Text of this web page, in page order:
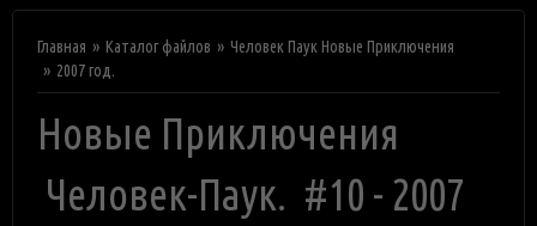
Главная Каталог файлов
Человек Паук Новые Приключения
2007 год.
Новые Приключения
Человек-Паук. #10 - 2007